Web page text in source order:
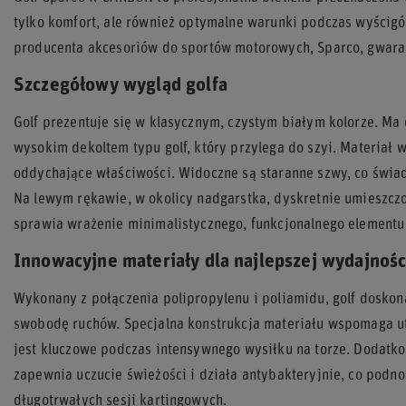
tylko komfort, ale również optymalne warunki podczas
producenta akcesoriów do sportów motorowych, Sparco,
Szczegółowy wygląd golfa
Golf prezentuje się w klasycznym, czystym białym kolorze.
wysokim dekoltem typu golf, który przylega do szyi. Materiał
oddychające właściwości. Widoczne są staranne szwy, co
Na lewym rękawie, w okolicy nadgarstka, dyskretnie
sprawia wrażenie minimalistycznego, funkcjonalnego
Innowacyjne materiały dla najlepszej
Wykonany z połączenia polipropylenu i poliamidu, golf
swobodę ruchów. Specjalna konstrukcja materiału
jest kluczowe podczas intensywnego wysiłku na torze.
zapewnia uczucie świeżości i działa antybakteryjnie, co
długotrwałych sesji kartingowych.